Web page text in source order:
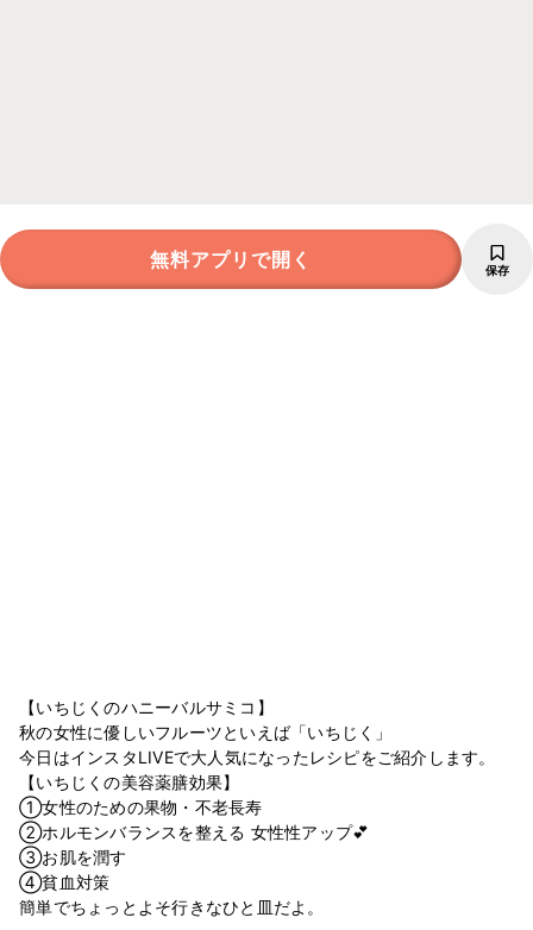
無料アプリで開く 保存
【いちじくのハニーバルサミコ】
秋の女性に優しいフルーツといえば「いちじく」
今日はインスタLIVEで大人気になったレシピをご紹介します。
【いちじくの美容薬膳効果】
①女性のための果物・不老長寿
②ホルモンバランスを整える 女性性アップ💕
③お肌を潤す
④貧血対策
簡単でちょっとよそ行きなひと皿だよ。